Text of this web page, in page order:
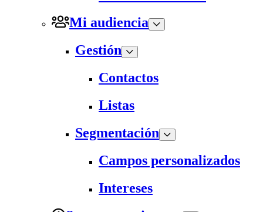
Mi audiencia
Gestión
Contactos
Listas
Segmentación
Campos personalizados
Intereses